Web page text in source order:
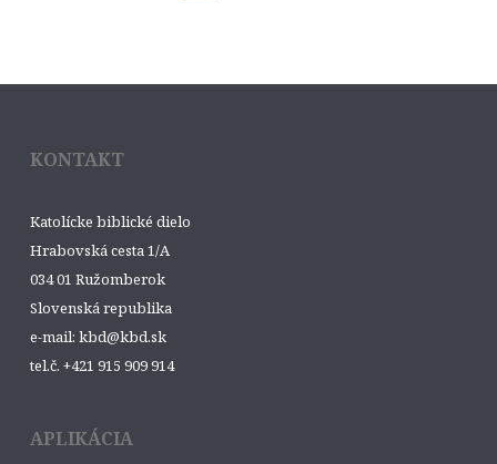
KONTAKT
Katolícke biblické dielo
Hrabovská cesta 1/A
034 01 Ružomberok
Slovenská republika
e-mail: kbd@kbd.sk
tel.č. +421 915 909 914
APLIKÁCIA